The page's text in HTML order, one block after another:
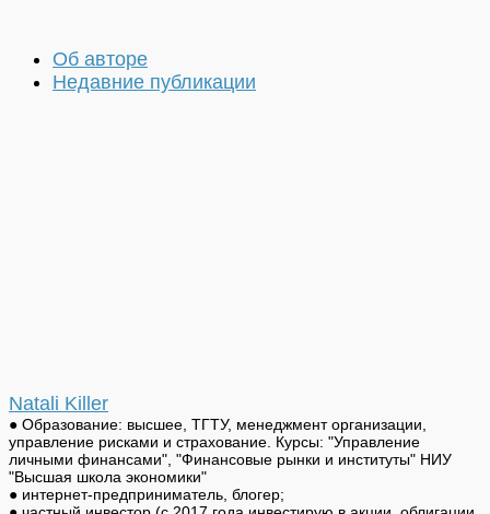
Об авторе
Недавние публикации
Natali Killer
● Образование: высшее, ТГТУ, менеджмент организации,
управление рисками и страхование. Курсы: "Управление
личными финансами", "Финансовые рынки и институты" НИУ
"Высшая школа экономики"
● интернет-предприниматель, блогер;